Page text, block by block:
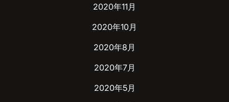
2020年11月
2020年10月
2020年8月
2020年7月
2020年5月